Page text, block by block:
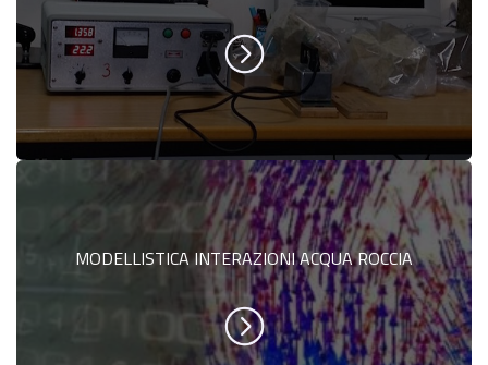
MODELLISTICA INTERAZIONI ACQUA ROCCIA